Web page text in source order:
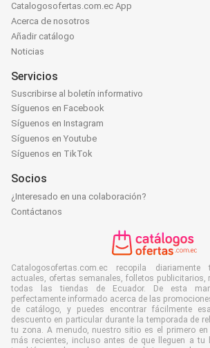
Catalogosofertas.com.ec App
Acerca de nosotros
Añadir catálogo
Noticias
Servicios
Suscribirse al boletín informativo
Síguenos en Facebook
Síguenos en Instagram
Síguenos en Youtube
Síguenos en TikTok
Socios
¿Interesado en una colaboración?
Contáctanos
Catalogosofertas.com.ec recopila
actuales, ofertas semanales, folletos publicitarios,
todas las tiendas de Ecuador. De esta
perfectamente informado acerca de las
de catálogo, y puedes encontrar fácilmente
descuento en particular durante la temporada de
tu zona. A menudo, nuestro sitio es el primero
más recientes, incluso antes de que lleguen a tu